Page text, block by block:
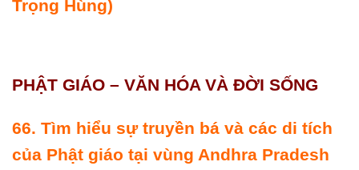
Trọng Hùng)
PHẬT GIÁO – VĂN HÓA VÀ ÐỜI SỐNG
66. Tìm hiểu sự truyền bá và các di tích
của Phật giáo tại vùng Andhra Pradesh